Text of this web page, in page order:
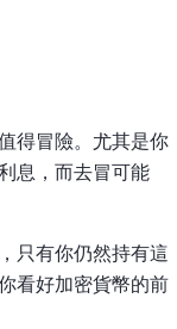
得冒險。尤其是你
息，而去冒可能
只有你仍然持有這
看好加密貨幣的前